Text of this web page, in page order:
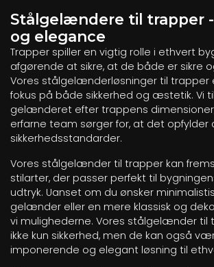
Stålgelændere til trapper
og elegance
Trapper spiller en vigtig rolle i ethvert
afgørende at sikre, at de både er sikre
Vores stålgelænderløsninger til trapper
fokus på både sikkerhed og æstetik. Vi
gelænderet efter trappens
erfarne team sørger for, at det opfylder
sikkerhedsstandarder.
Vores stålgelænder til trapper kan
stilarter, der passer perfekt til
udtryk. Uanset om du ønsker
gelænder eller en mere klassisk og
vi mulighederne. Vores stålgelænder til
ikke kun sikkerhed, men de kan også
imponerende og elegant løsning til